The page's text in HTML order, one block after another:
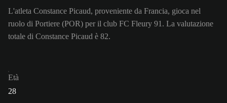
L'atleta Constance Picaud, proveniente da Francia, gioca nel
ruolo di Portiere (POR) per il club FC Fleury 91. La valutazione
totale di Constance Picaud è 82.
Età
28